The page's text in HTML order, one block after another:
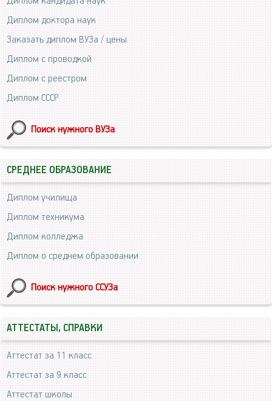
Диплом доктора наук
Заказать диплом ВУЗа / цены
Диплом с проводкой
Диплом с реестром
Диплом СССР
Поиск нужного ВУЗа
СРЕДНЕЕ ОБРАЗОВАНИЕ
Диплом училища
Диплом техникума
Диплом колледжа
Диплом о среднем образовании
Поиск нужного ССУЗа
АТТЕСТАТЫ, СПРАВКИ
Аттестат за 11 класс
Аттестат за 9 класс
Аттестат школы